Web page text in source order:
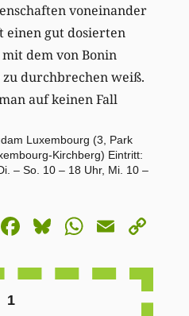
voneinander
einen gut dosierten
dem von Bonin
durchbrechen weiß.
auf keinen Fall
Luxembourg (3, Park
Kirchberg) Eintritt:
– So. 10 – 18 Uhr, Mi. 10 –
Mastodon
Facebook
BlueskyEmail
1